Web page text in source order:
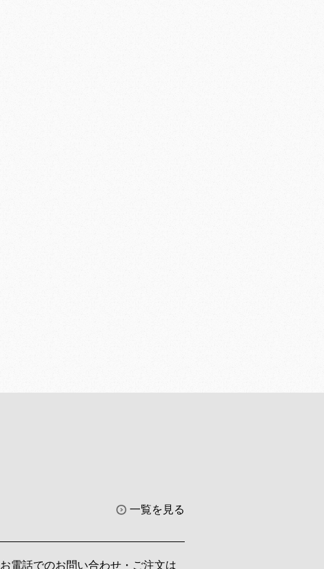
一覧を見る
お電話でのお問い合わせ・ご注文は